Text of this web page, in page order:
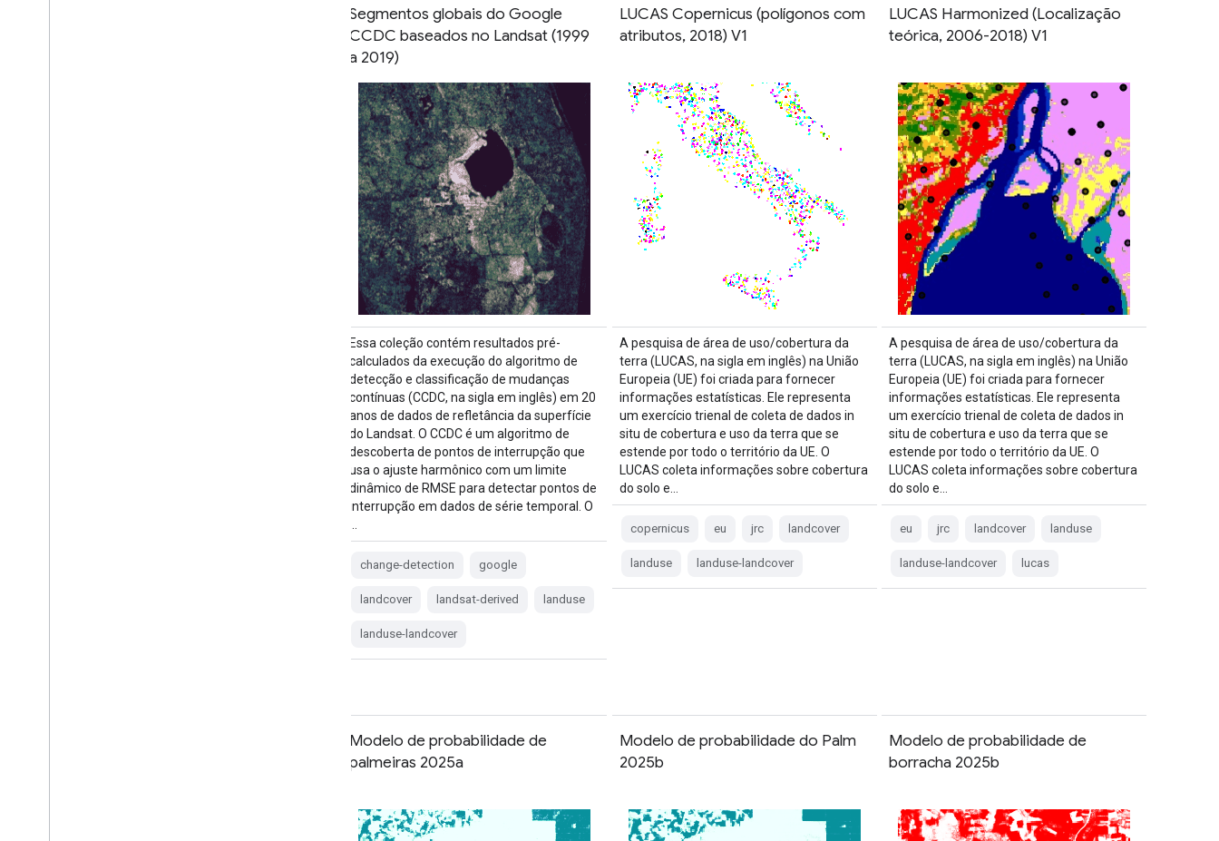
Segmentos globais do Google
CCDC baseados no Landsat (1999
a 2019)
Essa coleção contém resultados pré-
calculados da execução do algoritmo de
detecção e classificação de mudanças
contínuas (CCDC, na sigla em inglês) em 20
anos de dados de refletância da superfície
do Landsat. O CCDC é um algoritmo de
descoberta de pontos de interrupção que
usa o ajuste harmônico com um limite
dinâmico de RMSE para detectar pontos de
interrupção em dados de série temporal. O
change-detection google
landcover landsat-derived landuse
landuse-landcover
LUCAS Copernicus (polígonos com
atributos, 2018) V1
A pesquisa de área de uso/cobertura da
terra (LUCAS, na sigla em inglês) na União
Europeia (UE) foi criada para fornecer
informações estatísticas. Ele representa
um exercício trienal de coleta de dados in
situ de cobertura e uso da terra que se
estende por todo o território da UE. O
LUCAS coleta informações sobre cobertura
do solo e…
copernicus eu jrc landcover
landuse landuse-landcover
LUCAS Harmonized (Localização
teórica, 2006-2018) V1
A pesquisa de área de uso/cobertura da
terra (LUCAS, na sigla em inglês) na União
Europeia (UE) foi criada para fornecer
informações estatísticas. Ele representa
um exercício trienal de coleta de dados in
situ de cobertura e uso da terra que se
estende por todo o território da UE. O
LUCAS coleta informações sobre cobertura
do solo e…
eu jrc landcover landuse
landuse-landcover lucas
Modelo de probabilidade de
palmeiras 2025a
Modelo de probabilidade do Palm
2025b
Modelo de probabilidade de
borracha 2025b